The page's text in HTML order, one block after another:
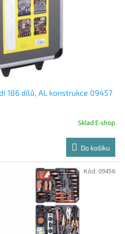
186 dílů, AL konstrukce 09457
Sklad E-shop
Do košíku
Kód: 09456